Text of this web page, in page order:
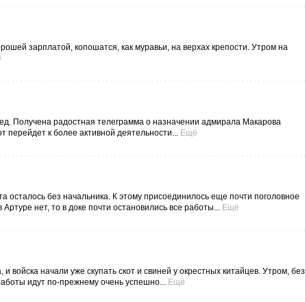
зарплатой, копошатся, как муравьи, на верхах крепости. Утром на
Получена радостная телеграмма о назначении адмирала Макарова
к более активной деятельности... Ещё
без начальника. К этому присоединилось еще почти поголовное
Артуре нет, то в доке почти остановились все работы... Ещё
войска начали уже скупать скот и свиней у окрестных китайцев. Утром, без
идут по-прежнему очень успешно... Ещё